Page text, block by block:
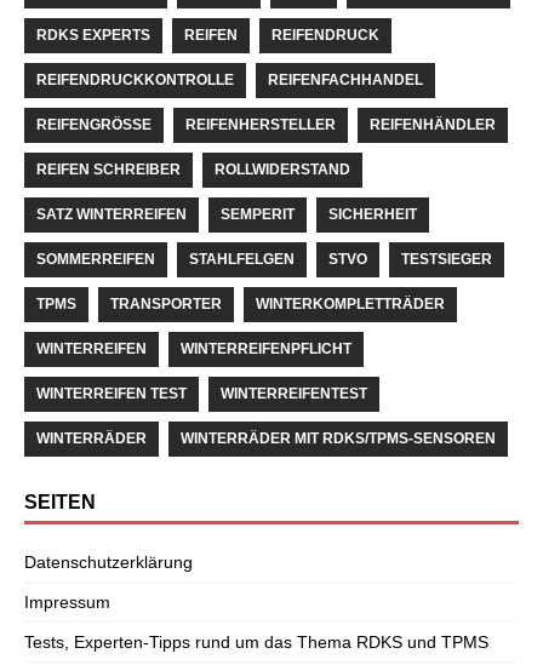
RDKS EXPERTS REIFEN REIFENDRUCK
REIFENDRUCKKONTROLLE REIFENFACHHANDEL
REIFENGRÖSSE REIFENHERSTELLER REIFENHÄNDLER
REIFEN SCHREIBER ROLLWIDERSTAND
SATZ WINTERREIFEN SEMPERIT SICHERHEIT
SOMMERREIFEN STAHLFELGEN STVO TESTSIEGER
TPMS TRANSPORTER WINTERKOMPLETTRÄDER
WINTERREIFEN WINTERREIFENPFLICHT
WINTERREIFEN TEST WINTERREIFENTEST
WINTERRÄDER WINTERRÄDER MIT RDKS/TPMS-SENSOREN
SEITEN
Datenschutzerklärung
Impressum
Tests, Experten-Tipps rund um das Thema RDKS und TPMS